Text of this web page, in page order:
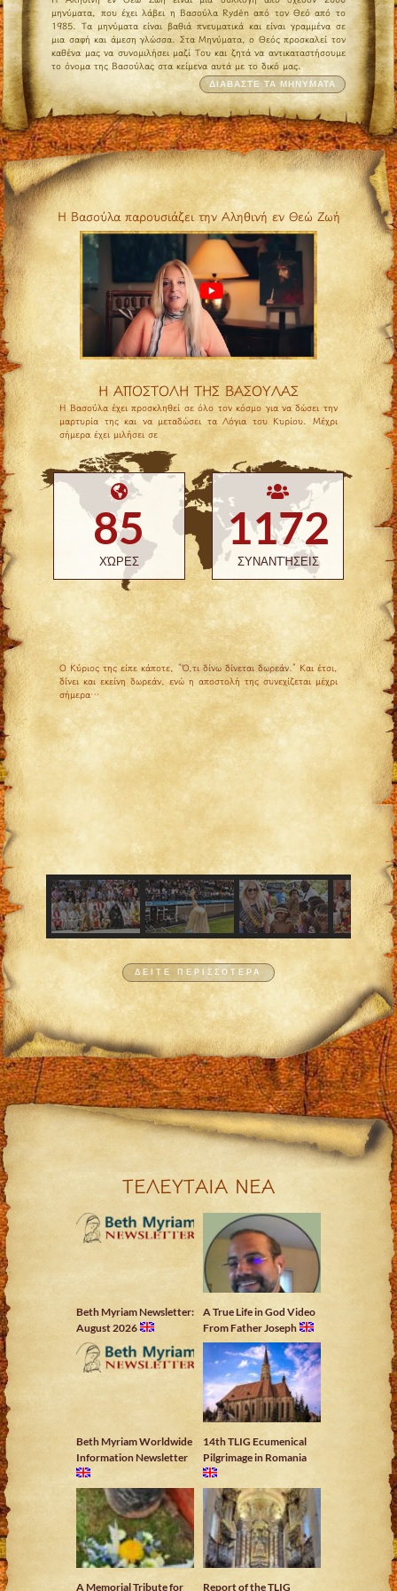
μηνύματα, που έχει λάβει η Βασούλα Rydén από τον Θεό από το
1985. Τα μηνύματα είναι βαθιά πνευματικά και είναι γραμμένα σε
μια σαφή και άμεση γλώσσα. Στα Μηνύματα, ο Θεός προσκαλεί τον
καθένα μας να συνομιλήσει μαζί Του και ζητά να αντικαταστήσουμε
το όνομα της Βασούλας στα κείμενα αυτά με το δικό μας.
ΔΙΑΒΑΣΤΕ ΤΑ ΜΗΝΥΜΑΤΑ
Η Βασούλα παρουσιάζει την Αληθινή εν Θεώ Ζωή
Η ΑΠΟΣΤΟΛΗ ΤΗΣ ΒΑΣΟΥΛΑΣ
Η Βασούλα έχει προσκληθεί σε όλο τον κόσμο για να δώσει την
μαρτυρία της και να μεταδώσει τα Λόγια του Κυρίου. Μέχρι
σήμερα έχει μιλήσει σε
85
ΧΏΡΕΣ
1172
ΣΥΝΑΝΤΉΣΕΙΣ
Ο Κύριος της είπε κάποτε, “Ό,τι δίνω δίνεται δωρεάν.” Και έτσι,
δίνει και εκείνη δωρεάν, ενώ η αποστολή της συνεχίζεται μέχρι
σήμερα…
ΔΕΙΤΕ ΠΕΡΙΣΣΟΤΕΡΑ
ΤΕΛΕΥΤΑΙΑ ΝΕΑ
Beth Myriam Newsletter:
August 2026
A True Life in God Video
From Father Joseph
Beth Myriam Worldwide
Information Newsletter
14th TLIG Ecumenical
Pilgrimage in Romania
A Memorial Tribute for Report of the TLIG